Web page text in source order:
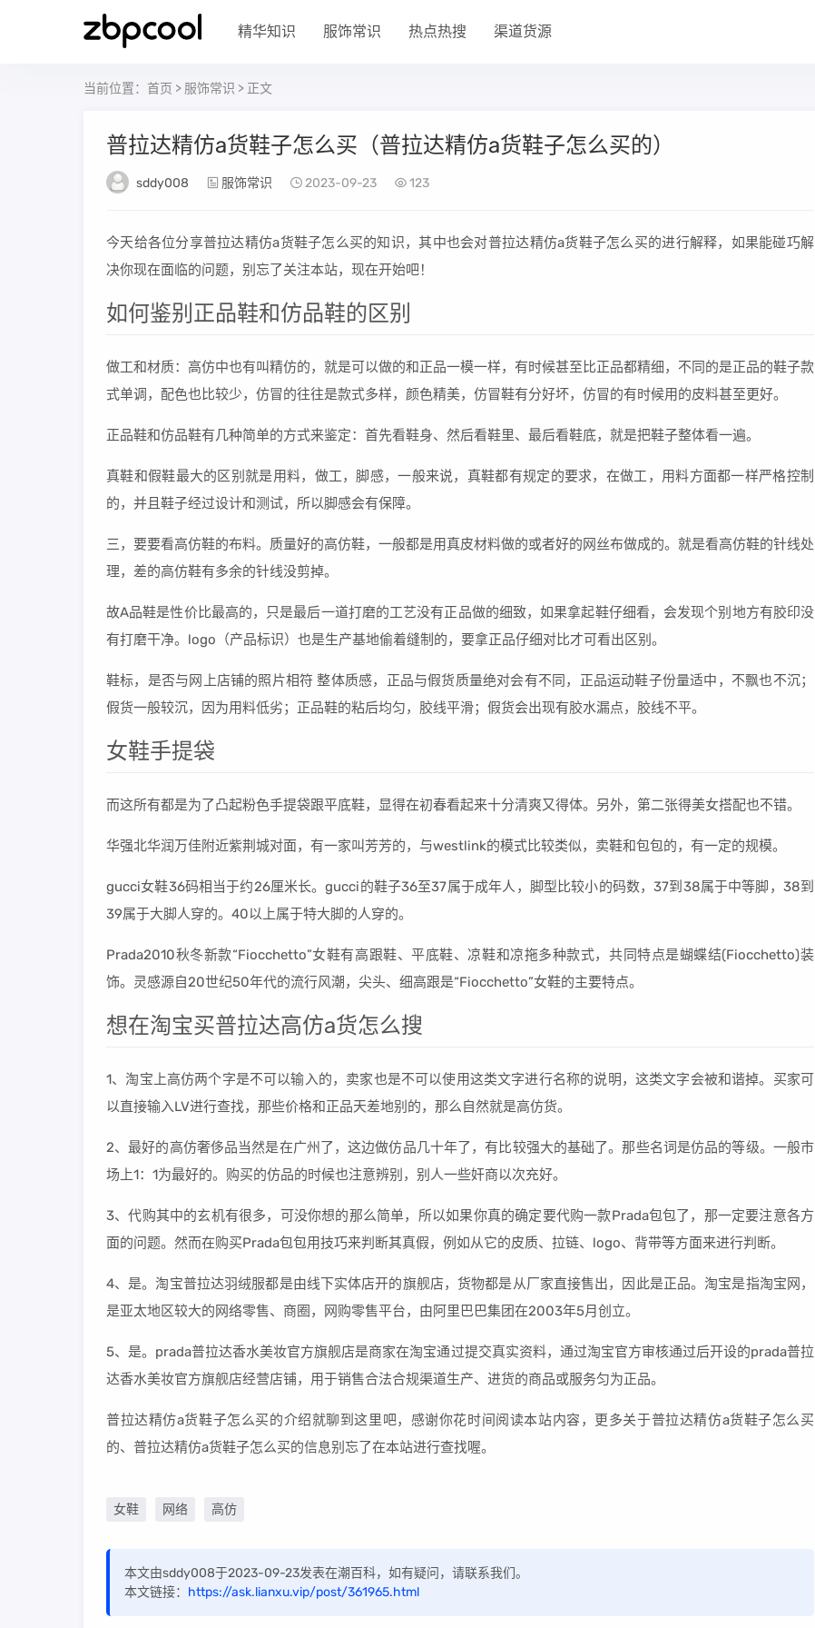
精华知识 服饰常识 热点热搜 渠道货源
当前位置： 首页 > 服饰常识 > 正文
普拉达精仿a货鞋子怎么买（普拉达精仿a货鞋子怎么买的）
sddy008 服饰常识 2023-09-23 123
今天给各位分享普拉达精仿a货鞋子怎么买的知识，其中也会对普拉达精仿a货鞋子怎么买的进行解释，如果能碰巧解
决你现在面临的问题，别忘了关注本站，现在开始吧！
如何鉴别正品鞋和仿品鞋的区别
做工和材质：高仿中也有叫精仿的，就是可以做的和正品一模一样，有时候甚至比正品都精细，不同的是正品的鞋子款
式单调，配色也比较少，仿冒的往往是款式多样，颜色精美，仿冒鞋有分好坏，仿冒的有时候用的皮料甚至更好。
正品鞋和仿品鞋有几种简单的方式来鉴定：首先看鞋身、然后看鞋里、最后看鞋底，就是把鞋子整体看一遍。
真鞋和假鞋最大的区别就是用料，做工，脚感，一般来说，真鞋都有规定的要求，在做工，用料方面都一样严格控制
的，并且鞋子经过设计和测试，所以脚感会有保障。
三，要要看高仿鞋的布料。质量好的高仿鞋，一般都是用真皮材料做的或者好的网丝布做成的。就是看高仿鞋的针线处
理，差的高仿鞋有多余的针线没剪掉。
故A品鞋是性价比最高的，只是最后一道打磨的工艺没有正品做的细致，如果拿起鞋仔细看，会发现个别地方有胶印没
有打磨干净。logo（产品标识）也是生产基地偷着缝制的，要拿正品仔细对比才可看出区别。
鞋标，是否与网上店铺的照片相符 整体质感，正品与假货质量绝对会有不同，正品运动鞋子份量适中，不飘也不沉；
假货一般较沉，因为用料低劣；正品鞋的粘后均匀，胶线平滑；假货会出现有胶水漏点，胶线不平。
女鞋手提袋
而这所有都是为了凸起粉色手提袋跟平底鞋，显得在初春看起来十分清爽又得体。另外，第二张得美女搭配也不错。
华强北华润万佳附近紫荆城对面，有一家叫芳芳的，与westlink的模式比较类似，卖鞋和包包的，有一定的规模。
gucci女鞋36码相当于约26厘米长。gucci的鞋子36至37属于成年人，脚型比较小的码数，37到38属于中等脚，38到
39属于大脚人穿的。40以上属于特大脚的人穿的。
Prada2010秋冬新款“Fiocchetto”女鞋有高跟鞋、平底鞋、凉鞋和凉拖多种款式，共同特点是蝴蝶结(Fiocchetto)装
饰。灵感源自20世纪50年代的流行风潮，尖头、细高跟是“Fiocchetto”女鞋的主要特点。
想在淘宝买普拉达高仿a货怎么搜
1、淘宝上高仿两个字是不可以输入的，卖家也是不可以使用这类文字进行名称的说明，这类文字会被和谐掉。买家可
以直接输入LV进行查找，那些价格和正品天差地别的，那么自然就是高仿货。
2、最好的高仿奢侈品当然是在广州了，这边做仿品几十年了，有比较强大的基础了。那些名词是仿品的等级。一般市
场上1：1为最好的。购买的仿品的时候也注意辨别，别人一些奸商以次充好。
3、代购其中的玄机有很多，可没你想的那么简单，所以如果你真的确定要代购一款Prada包包了，那一定要注意各方
面的问题。然而在购买Prada包包用技巧来判断其真假，例如从它的皮质、拉链、logo、背带等方面来进行判断。
4、是。淘宝普拉达羽绒服都是由线下实体店开的旗舰店，货物都是从厂家直接售出，因此是正品。淘宝是指淘宝网，
是亚太地区较大的网络零售、商圈，网购零售平台，由阿里巴巴集团在2003年5月创立。
5、是。prada普拉达香水美妆官方旗舰店是商家在淘宝通过提交真实资料，通过淘宝官方审核通过后开设的prada普拉
达香水美妆官方旗舰店经营店铺，用于销售合法合规渠道生产、进货的商品或服务匀为正品。
普拉达精仿a货鞋子怎么买的介绍就聊到这里吧，感谢你花时间阅读本站内容，更多关于普拉达精仿a货鞋子怎么买
的、普拉达精仿a货鞋子怎么买的信息别忘了在本站进行查找喔。
女鞋 网络 高仿
本文由sddy008于2023-09-23发表在潮百科，如有疑问，请联系我们。
本文链接： https://ask.lianxu.vip/post/361965.html